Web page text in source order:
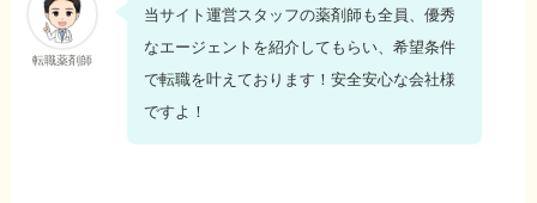
転職薬剤師
当サイト運営スタッフの薬剤師も全員、優秀
なエージェントを紹介してもらい、希望条件
で転職を叶えております！安全安心な会社様
ですよ！